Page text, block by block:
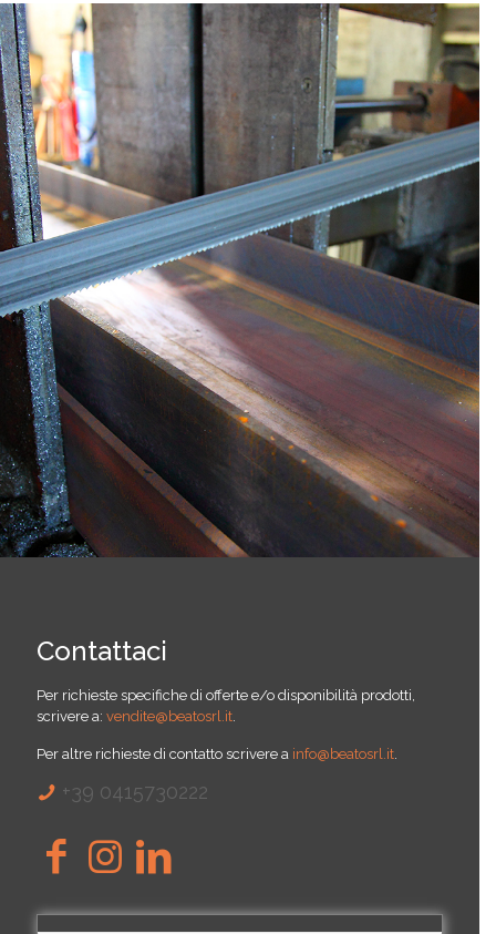
Contattaci
Per richieste specifiche di offerte e/o disponibilità prodotti,
scrivere a: vendite@beatosrl.it.
Per altre richieste di contatto scrivere a info@beatosrl.it.
+39 0415730222